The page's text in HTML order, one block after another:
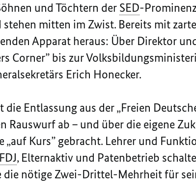
und Töchtern der SED-
stehen mitten im Zwist. Bereits mit
Apparat heraus: Über Direktor
Corner” bis zur
Erich Honecker.
Entlassung aus der „Freien
Rauswurf ab – und über die eigene
„auf Kurs” gebracht. Lehrer und
FDJ, Elternaktiv und Patenbetrieb
die nötige Zwei-Drittel-Mehrheit für